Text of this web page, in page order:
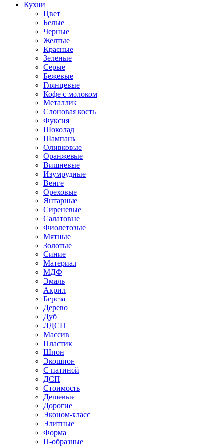
Кухни
Цвет
Белые
Черные
Желтые
Красные
Зеленые
Серые
Бежевые
Глянцевые
Кофе с молоком
Металлик
Слоновая кость
Фуксия
Шоколад
Шампань
Оливковые
Оранжевые
Вишневые
Изумрудные
Венге
Ореховые
Янтарные
Сиреневые
Салатовые
Фиолетовые
Мятные
Золотые
Синие
Материал
МДФ
Эмаль
Акрил
Береза
Дерево
Дуб
ЛДСП
Массив
Пластик
Шпон
Экошпон
С патиной
ДСП
Стоимость
Дешевые
Дорогие
Эконом-класс
Элитные
Форма
П-образные